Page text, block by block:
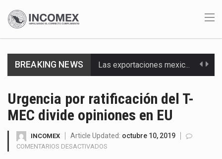
BREAKING NEWS En el primer semestre de 2026, el Servicio de Administración Tributaria (SAT) cobró un total…
Ante la suspensión temporal de las inspecciones sanitarias del Departamento de Agricultura de Estados Unidos…
Urgencia por ratificación del T-
MEC divide opiniones en EU
INCOMEX Article Updated: octubre 10, 2019
COMENTARIOS DESACTIVADOS